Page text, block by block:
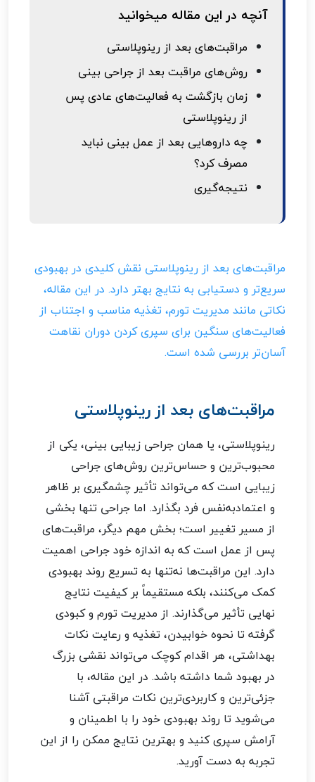
آنچه در این مقاله میخوانید
مراقبت‌های بعد از رینوپلاستی
روش‌های مراقبت بعد از جراحی بینی
زمان بازگشت به فعالیت‌های عادی پس
از رینوپلاستی
چه داروهایی بعد از عمل بینی نباید
مصرف کرد؟
نتیجه‌گیری
مراقبت‌های بعد از رینوپلاستی نقش کلیدی در بهبودی
سریع‌تر و دستیابی به نتایج بهتر دارد. در این مقاله،
نکاتی مانند مدیریت تورم، تغذیه مناسب و اجتناب از
فعالیت‌های سنگین برای سپری کردن دوران نقاهت
آسان‌تر بررسی شده است.
مراقبت‌های بعد از رینوپلاستی
رینوپلاستی، یا همان جراحی زیبایی بینی، یکی از
محبوب‌ترین و حساس‌ترین روش‌های جراحی
زیبایی است که می‌تواند تأثیر چشمگیری بر ظاهر
و اعتمادبه‌نفس فرد بگذارد. اما جراحی تنها بخشی
از مسیر تغییر است؛ بخش مهم دیگر، مراقبت‌های
پس از عمل است که به اندازه خود جراحی اهمیت
دارد. این مراقبت‌ها نه‌تنها به تسریع روند بهبودی
کمک می‌کنند، بلکه مستقیماً بر کیفیت نتایج
نهایی تأثیر می‌گذارند. از مدیریت تورم و کبودی
گرفته تا نحوه خوابیدن، تغذیه و رعایت نکات
بهداشتی، هر اقدام کوچک می‌تواند نقشی بزرگ
در بهبود شما داشته باشد. در این مقاله، با
جزئی‌ترین و کاربردی‌ترین نکات مراقبتی آشنا
می‌شوید تا روند بهبودی خود را با اطمینان و
آرامش سپری کنید و بهترین نتایج ممکن را از این
تجربه به دست آورید.